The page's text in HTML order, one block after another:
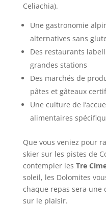
Celiachia).
Une gastronomie
alternatives sans
Des restaurants
grandes stations
Des marchés de
pâtes et gâteaux
Une culture de
alimentaires
Que vous veniez pour
skier sur les pistes de
contempler les Tre
soleil, les Dolomites
chaque repas sera une
sur le plaisir.